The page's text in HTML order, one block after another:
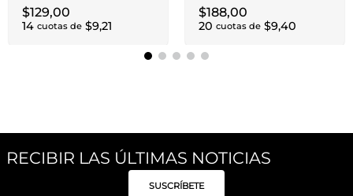
$129,00
14 cuotas de $9,21
$188,00
20 cuotas de $9,40
RECIBIR LAS ÚLTIMAS NOTICIAS
SUSCRÍBETE